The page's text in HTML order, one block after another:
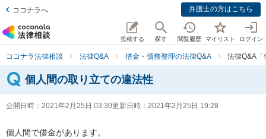
ココナラへ 弁護士の方はこちら
投稿する 探す 閲覧履歴 マイリスト ログイン
ココナラ法律相談 法律Q&A 借金・債務整理の法律Q&A 法律Q&A「
個人間の取り立ての違法性
公開日時： 2021年2月25日 03:30更新日時： 2021年2月25日 19:28
個人間で借金があります。